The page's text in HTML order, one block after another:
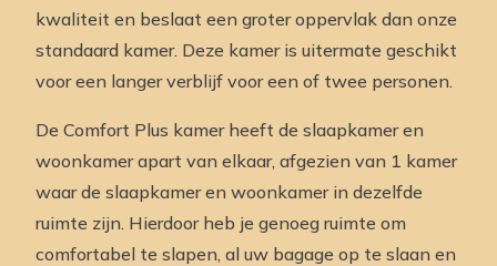
kwaliteit en beslaat een groter oppervlak dan onze
standaard kamer. Deze kamer is uitermate geschikt
voor een langer verblijf voor een of twee personen.
De Comfort Plus kamer heeft de slaapkamer en
woonkamer apart van elkaar, afgezien van 1 kamer
waar de slaapkamer en woonkamer in dezelfde
ruimte zijn. Hierdoor heb je genoeg ruimte om
comfortabel te slapen, al uw bagage op te slaan en